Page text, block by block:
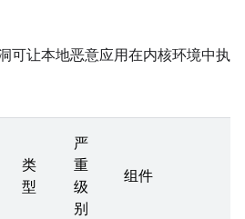
可让本地恶意应用在内核环境中执
类
型
严
重
级
别
组件